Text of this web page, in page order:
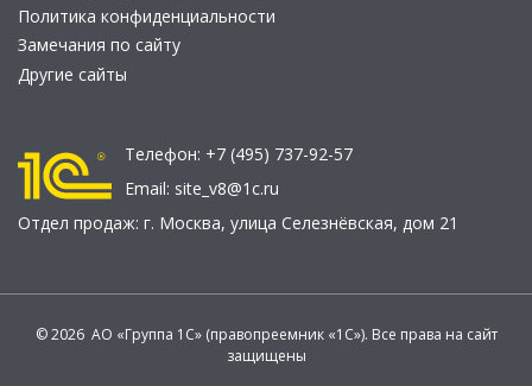
Политика конфиденциальности
Замечания по сайту
Другие сайты
Телефон: +7 (495) 737-92-57
Email: site_v8@1c.ru
Отдел продаж: г. Москва, улица Селезнёвская, дом 21
© 2026 АО «Группа 1С» (правопреемник «1С»). Все права на сайт
защищены